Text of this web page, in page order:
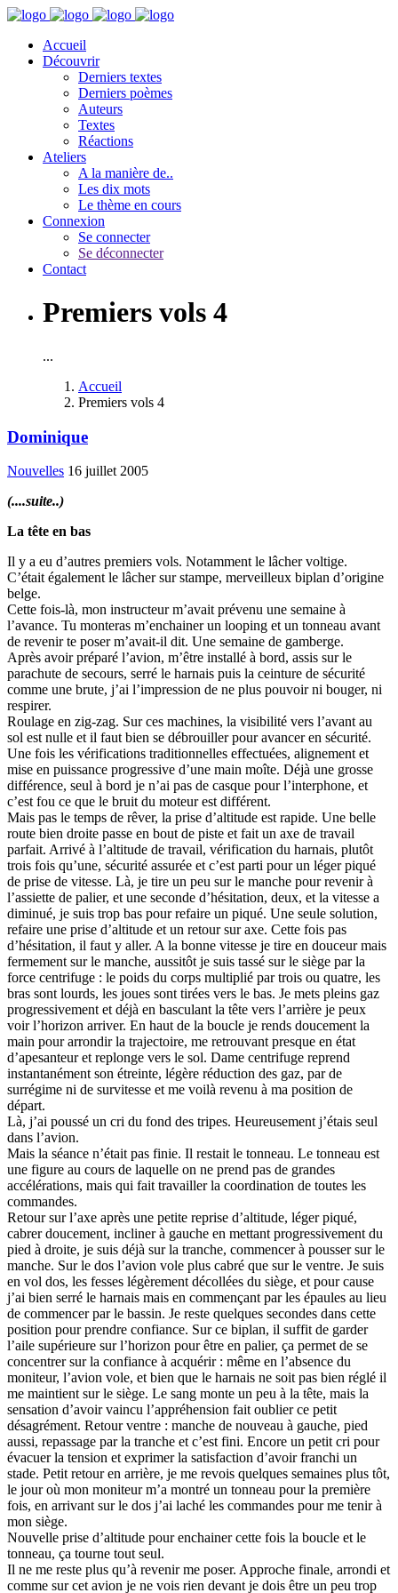
Accueil
Découvrir
Derniers textes
Derniers poèmes
Auteurs
Textes
Réactions
Ateliers
A la manière de..
Les dix mots
Le thème en cours
Connexion
Se connecter
Se déconnecter
Contact
Premiers vols 4
...
Accueil
Premiers vols 4
Dominique
Nouvelles 16 juillet 2005
(....suite..)
La tête en bas
Il y a eu d’autres premiers vols. Notamment le lâcher voltige.
C’était également le lâcher sur stampe, merveilleux biplan d’origine
belge.
Cette fois-là, mon instructeur m’avait prévenu une semaine à
l’avance. Tu monteras m’enchainer un looping et un tonneau avant
de revenir te poser m’avait-il dit. Une semaine de gamberge.
Après avoir préparé l’avion, m’être installé à bord, assis sur le
parachute de secours, serré le harnais puis la ceinture de sécurité
comme une brute, j’ai l’impression de ne plus pouvoir ni bouger, ni
respirer.
Roulage en zig-zag. Sur ces machines, la visibilité vers l’avant au
sol est nulle et il faut bien se débrouiller pour avancer en sécurité.
Une fois les vérifications traditionnelles effectuées, alignement et
mise en puissance progressive d’une main moîte. Déjà une grosse
différence, seul à bord je n’ai pas de casque pour l’interphone, et
c’est fou ce que le bruit du moteur est différent.
Mais pas le temps de rêver, la prise d’altitude est rapide. Une belle
route bien droite passe en bout de piste et fait un axe de travail
parfait. Arrivé à l’altitude de travail, vérification du harnais, plutôt
trois fois qu’une, sécurité assurée et c’est parti pour un léger piqué
de prise de vitesse. Là, je tire un peu sur le manche pour revenir à
l’assiette de palier, et une seconde d’hésitation, deux, et la vitesse a
diminué, je suis trop bas pour refaire un piqué. Une seule solution,
refaire une prise d’altitude et un retour sur axe. Cette fois pas
d’hésitation, il faut y aller. A la bonne vitesse je tire en douceur mais
fermement sur le manche, aussitôt je suis tassé sur le siège par la
force centrifuge : le poids du corps multiplié par trois ou quatre, les
bras sont lourds, les joues sont tirées vers le bas. Je mets pleins gaz
progressivement et déjà en basculant la tête vers l’arrière je peux
voir l’horizon arriver. En haut de la boucle je rends doucement la
main pour arrondir la trajectoire, me retrouvant presque en état
d’apesanteur et replonge vers le sol. Dame centrifuge reprend
instantanément son étreinte, légère réduction des gaz, par de
surrégime ni de survitesse et me voilà revenu à ma position de
départ.
Là, j’ai poussé un cri du fond des tripes. Heureusement j’étais seul
dans l’avion.
Mais la séance n’était pas finie. Il restait le tonneau. Le tonneau est
une figure au cours de laquelle on ne prend pas de grandes
accélérations, mais qui fait travailler la coordination de toutes les
commandes.
Retour sur l’axe après une petite reprise d’altitude, léger piqué,
cabrer doucement, incliner à gauche en mettant progressivement du
pied à droite, je suis déjà sur la tranche, commencer à pousser sur le
manche. Sur le dos l’avion vole plus cabré que sur le ventre. Je suis
en vol dos, les fesses légèrement décollées du siège, et pour cause
j’ai bien serré le harnais mais en commençant par les épaules au lieu
de commencer par le bassin. Je reste quelques secondes dans cette
position pour prendre confiance. Sur ce biplan, il suffit de garder
l’aile supérieure sur l’horizon pour être en palier, ça permet de se
concentrer sur la confiance à acquérir : même en l’absence du
moniteur, l’avion vole, et bien que le harnais ne soit pas bien réglé il
me maintient sur le siège. Le sang monte un peu à la tête, mais la
sensation d’avoir vaincu l’appréhension fait oublier ce petit
désagrément. Retour ventre : manche de nouveau à gauche, pied
aussi, repassage par la tranche et c’est fini. Encore un petit cri pour
évacuer la tension et exprimer la satisfaction d’avoir franchi un
stade. Petit retour en arrière, je me revois quelques semaines plus tôt,
le jour où mon moniteur m’a montré un tonneau pour la première
fois, en arrivant sur le dos j’ai laché les commandes pour me tenir à
mon siège.
Nouvelle prise d’altitude pour enchainer cette fois la boucle et le
tonneau, ça tourne tout seul.
Il ne me reste plus qu’à revenir me poser. Approche finale, arrondi et
comme sur cet avion je ne vois rien devant je dois être un peu trop